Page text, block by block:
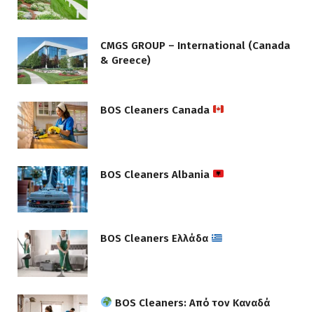
CMGS GROUP – International (Canada
& Greece)
BOS Cleaners Canada
BOS Cleaners Albania
BOS Cleaners Ελλάδα
BOS Cleaners: Από τον Καναδά